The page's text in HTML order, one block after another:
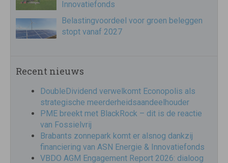
Innovatiefonds
Belastingvoordeel voor groen beleggen
stopt vanaf 2027
Recent nieuws
DoubleDividend verwelkomt Econopolis als
strategische meerderheidsaandeelhouder
PME breekt met BlackRock – dit is de reactie
van Fossielvrij
Brabants zonnepark komt er alsnog dankzij
financiering van ASN Energie & Innovatiefonds
VBDO AGM Engagement Report 2026: dialoog